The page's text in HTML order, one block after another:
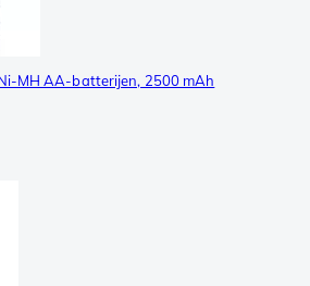
MH AA-batterijen, 2500 mAh